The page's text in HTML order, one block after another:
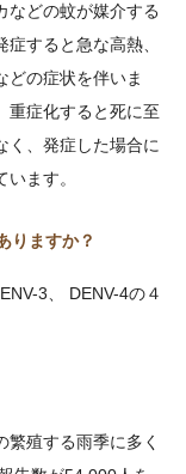
などの蚊が媒介する
すると急な高熱、
どの症状を伴いま
重症化すると死に至
く、発症した場合に
ます。
りますか？
3、 DENV-4の４
殖する雨季に多く